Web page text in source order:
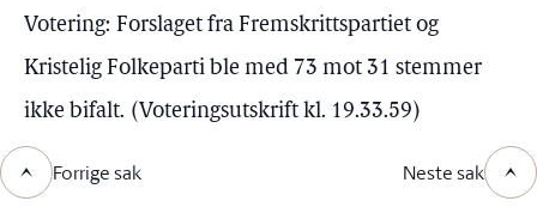
Votering: Forslaget fra Fremskrittspartiet og
Kristelig Folkeparti ble med 73 mot 31 stemmer
ikke bifalt. (Voteringsutskrift kl. 19.33.59)
Forrige sak Neste sak